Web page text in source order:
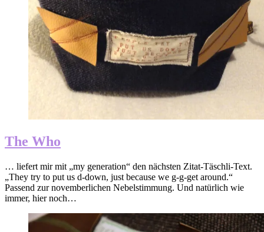
The Who
… liefert mir mit „my generation“ den nächsten Zitat-Täschli-Text.
„They try to put us d-down, just because we g-g-get around.“
Passend zur novemberlichen Nebelstimmung. Und natürlich wie
immer, hier noch…